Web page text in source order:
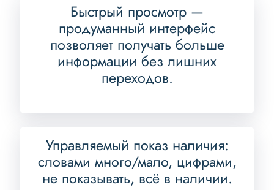
Быстрый просмотр —
продуманный интерфейс
позволяет получать больше
информации без лишних
переходов.
Управляемый показ наличия:
словами много/мало, цифрами,
не показывать, всё в наличии.